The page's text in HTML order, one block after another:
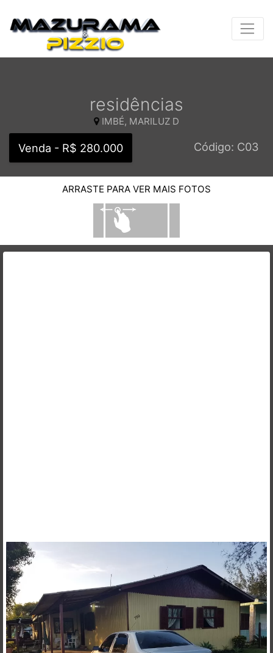
residências
IMBÉ, MARILUZ D
Código: C03
Venda - R$ 280.000
ARRASTE PARA VER MAIS FOTOS